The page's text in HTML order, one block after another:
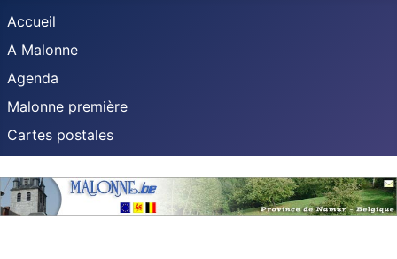
Accueil
A Malonne
Agenda
Malonne première
Cartes postales